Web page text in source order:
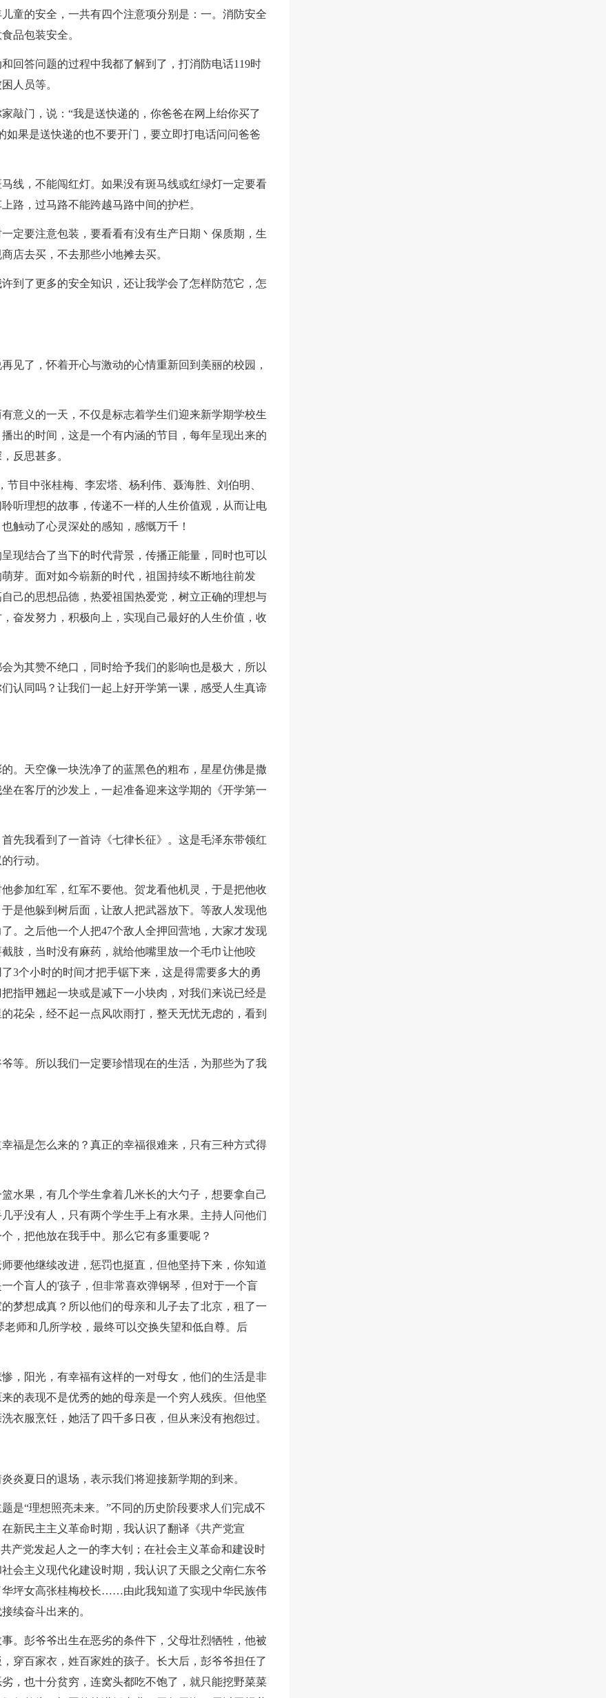
童的安全，一共有四个注意项分别是：一。消防安全
品包装安全。
回答问题的过程中我都了解到了，打消防电话119时
人员等。
敲门，说：“我是送快递的，你爸爸在网上绐你买了
果是送快递的也不要开门，要立即打电话问问爸爸
线，不能闯红灯。如果没有斑马线或红绿灯一定要看
路，过马路不能跨越马路中间的护栏。
定要注意包装，要看看有没有生产日期丶保质期，生
店去买，不去那些小地摊去买。
到了更多的安全知识，还让我学会了怎样防范它，怎
见了，怀着开心与激动的心情重新回到美丽的校园，
意义的一天，不仅是标志着学生们迎来新学期学校生
出的时间，这是一个有内涵的节目，每年呈现出来的
反思甚多。
目中张桂梅、李宏塔、杨利伟、聂海胜、刘伯明、
听理想的故事，传递不一样的人生价值观，从而让电
触动了心灵深处的感知，感慨万千！
现结合了当下的时代背景，传播正能量，同时也可以
芽。面对如今崭新的时代，祖国持续不断地往前发
己的思想品德，热爱祖国热爱党，树立正确的理想与
奋发努力，积极向上，实现自己最好的人生价值，收
为其赞不绝口，同时给予我们的影响也是极大，所以
认同吗？让我们一起上好开学第一课，感受人生真谛
。天空像一块洗净了的蓝黑色的粗布，星星仿佛是撒
在客厅的沙发上，一起准备迎来这学期的《开学第一
先我看到了一首诗《七律长征》。这是毛泽东带领红
行动。
参加红军，红军不要他。贺龙看他机灵，于是把他收
是他躲到树后面，让敌人把武器放下。等敌人发现他
。之后他一个人把47个敌人全押回营地，大家才发现
肢，当时没有麻药，就给他嘴里放一个毛巾让他咬
3个小时的时间才把手锯下来，这是得需要多大的勇
指甲翘起一块或是减下一小块肉，对我们来说已经是
花朵，经不起一点风吹雨打，整天无忧无虑的，看到
等。所以我们一定要珍惜现在的生活，为那些为了我
福是怎么来的？真正的幸福很难来，只有三种方式得
水果，有几个学生拿着几米长的大勺子，想要拿自己
乎没有人，只有两个学生手上有水果。主持人问他们
，把他放在我手中。那么它有多重要呢？
要他继续改进，惩罚也挺直，但他坚持下来，你知道
个盲人的'孩子，但非常喜欢弹钢琴，但对于一个盲
梦想成真？所以他们的母亲和儿子去了北京，租了一
师和几所学校，最终可以交换失望和低自尊。后
，阳光，有幸福有这样的一对母女，他们的生活是非
的表现不是优秀的她的母亲是一个穷人残疾。但他坚
衣服烹饪，她活了四千多日夜，但从来没有抱怨过。
炎夏日的退场，表示我们将迎接新学期的到来。
是“理想照亮未来。”不同的历史阶段要求人们完成不
新民主主义革命时期，我认识了翻译《共产党宣
产党发起人之一的李大钊；在社会主义革命和建设时
会主义现代化建设时期，我认识了天眼之父南仁东爷
坪女高张桂梅校长……由此我知道了实现中华民族伟
续奋斗出来的。
。彭爷爷出生在恶劣的条件下，父母壮烈牺牲，他被
穿百家衣，姓百家姓的孩子。长大后，彭爷爷担任了
，也十分贫穷，连窝头都吃不饱了，就只能挖野菜菜